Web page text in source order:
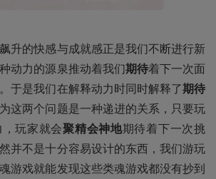
升的快感与成就感正是我们不断进行新
动力的源泉推动着我们期待着下一次面
于是我们在解释动力时同时解释了期待
这两个问题是一种递进的关系，只要玩
玩家就会聚精会神地期待着下一次挑
并不是十分容易设计的东西，我们游玩
游戏就能发现这些类魂游戏都没有抄到